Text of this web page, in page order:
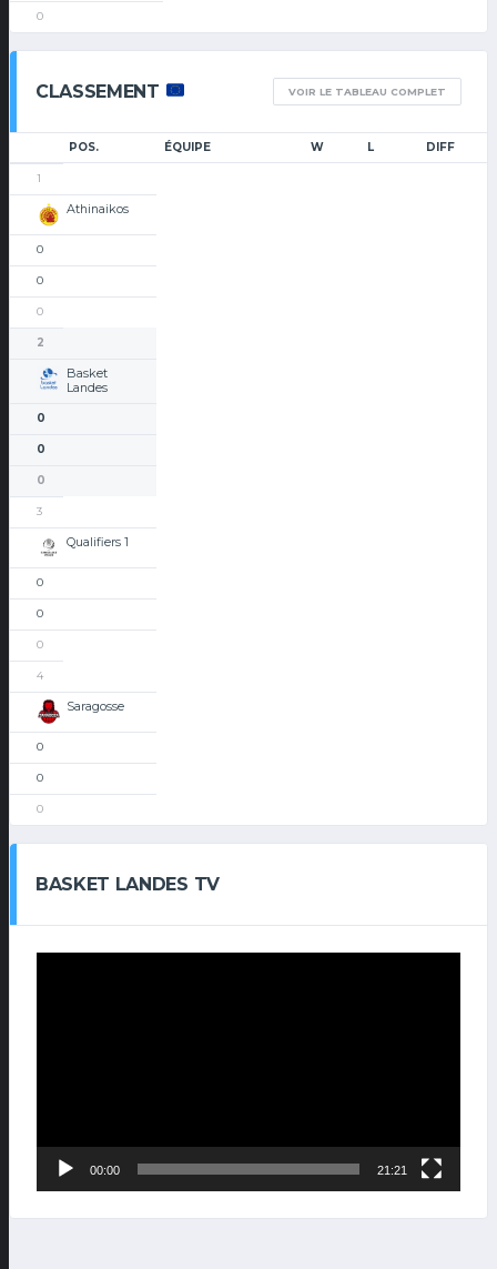
0
CLASSEMENT VOIR LE TABLEAU COMPLET
POS. ÉQUIPE W L DIFF
1
Athinaikos
0
0
0
2
Basket
Landes
0
0
0
3
Qualifiers 1
0
0
0
4
Saragosse
0
0
0
BASKET LANDES TV
00:00 21:21